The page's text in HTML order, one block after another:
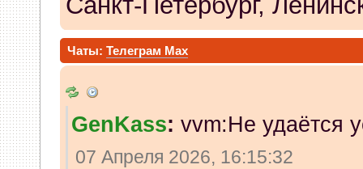
Чаты:Телеграм Max
GenKass: vvm:Не удаётся
07 Апреля 2026, 16:15:32